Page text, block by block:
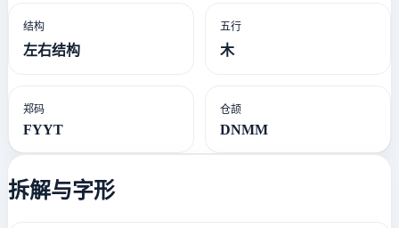
结构
左右结构
五行
木
郑码
FYYT
仓颉
DNMM
拆解与字形